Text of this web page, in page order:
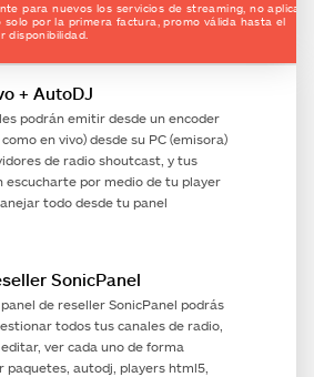
para nuevos los servicios de streaming, no aplica
solo por la primera factura, promo válida hasta el
disponibilidad.
+ AutoDJ
podrán emitir desde un encoder
en vivo) desde su PC (emisora)
de radio shoutcast, y tus
escucharte por medio de tu player
todo desde tu panel
SonicPanel
de reseller SonicPanel podrás
todos tus canales de radio,
ver cada uno de forma
paquetes, autodj, players html5,